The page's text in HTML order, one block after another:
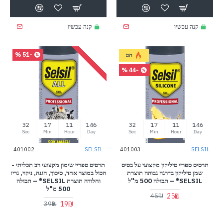
קנה עכשיו קנה עכשיו
חם
-44 %
146
Day
11
Hour
17
Min
31
Sec
SELSIL
401003
תרסיס ספריי סיליקון מקצועי על בסיס
שמן סיליקון בדרגה גבוהה תוצרת
SELSIL® – תכולה 500 מ"ל
25₪
45₪
-51 %
146
Day
11
Hour
17
Min
31
Sec
SELSIL
401002
תרסיס ספריי שימון מקצועי רב תכליתי -
הכול במוצר אחד, סיכוך, הגנה, ניקוי, גריז
וחלודה תוצרת SELSIL® – תכולה
500 מ"ל
19₪
39₪